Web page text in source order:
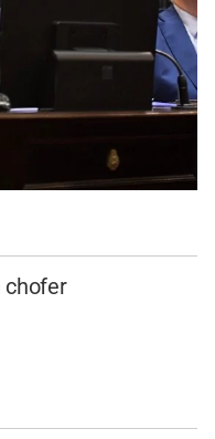
chofer